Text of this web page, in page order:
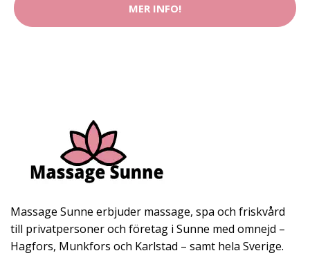
MER INFO!
Massage Sunne erbjuder massage, spa och friskvård
till privatpersoner och företag i Sunne med omnejd –
Hagfors, Munkfors och Karlstad – samt hela Sverige.